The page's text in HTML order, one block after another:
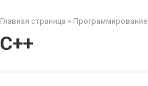
Главная страница » Программирование
C++